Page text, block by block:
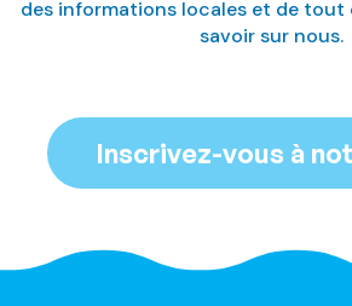
des informations locales et de tout
savoir sur nous.
Inscrivez-vous à